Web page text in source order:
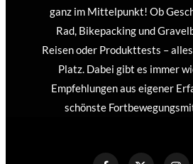
ganz im Mittelpunkt! Ob
Rad, Bikepacking und
Reisen oder Produkttests –
Platz. Dabei gibt es immer
Empfehlungen aus eigener
schönste